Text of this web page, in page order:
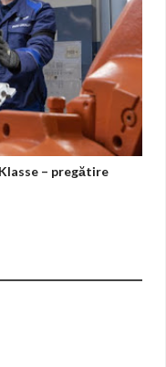
– pregătire